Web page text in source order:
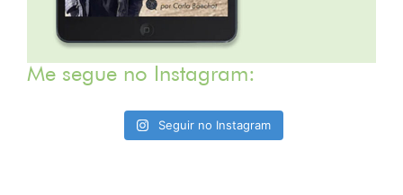
Me segue no Instagram:
Seguir no Instagram